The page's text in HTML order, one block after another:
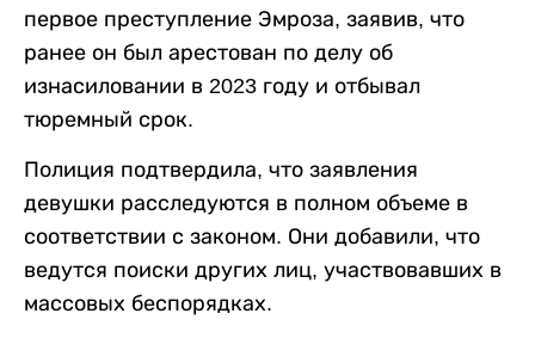
первое преступление Эмроза, заявив, что
ранее он был арестован по делу об
изнасиловании в 2023 году и отбывал
тюремный срок.
Полиция подтвердила, что заявления
девушки расследуются в полном объеме в
соответствии с законом. Они добавили, что
ведутся поиски других лиц, участвовавших в
массовых беспорядках.